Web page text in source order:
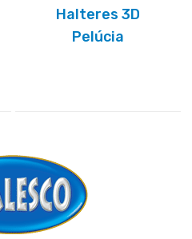
Halteres 3D
Pelúcia